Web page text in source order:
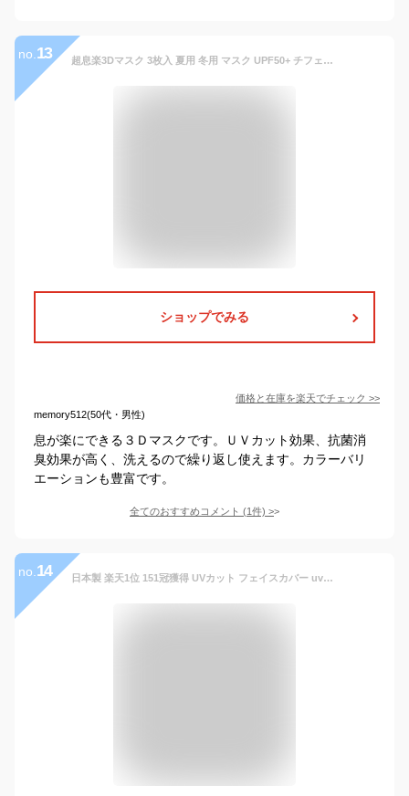
no. 13 超息楽3Dマスク 3枚入 夏用 冬用 マスク UPF50+ チフェラー 洗えるマスク3D ヒンヤリ接触冷間4層構造 立体大人用 防寒マスク 抗菌マスク 消臭マスク UVカット スポーツマスク 学生 布マスク 血色マスク 飛沫対策花粉対策 XS S M L
ショップでみる
価格と在庫を楽天でチェック >>
memory512(50代・男性)
息が楽にできる３Ｄマスクです。ＵＶカット効果、抗菌消
臭効果が高く、洗えるので繰り返し使えます。カラーバリ
エーションも豊富です。
全てのおすすめコメント (1件) >
no. 14 日本製 楽天1位 151冠獲得 UVカット フェイスカバー uvカット UVマスク 日焼け防止 日焼け対策 UPF50+ SPF100 リカバリー マスク 肌荒れ 繰り返し 洗える 紫外線 紫外線対策 冷感 美容医療 スポーツ 息 苦しくない 日差し 息がしやすい マスク シミ予防 シミ 1枚入 ma-59w